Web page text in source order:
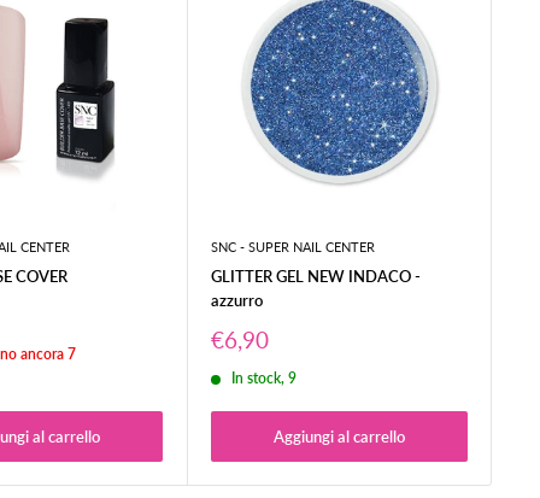
CENTER
COVER
ancora 7
al carrello
SNC - SUPER NAIL CENTER
GLITTER GEL NEW INDACO -
azzurro
Prezzo
scontato
€6,90
In stock, 9
Aggiungi al carrello